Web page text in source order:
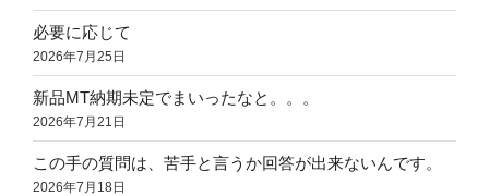
必要に応じて
2026年7月25日
新品MT納期未定でまいったなと。。。
2026年7月21日
この手の質問は、苦手と言うか回答が出来ないんです。
2026年7月18日